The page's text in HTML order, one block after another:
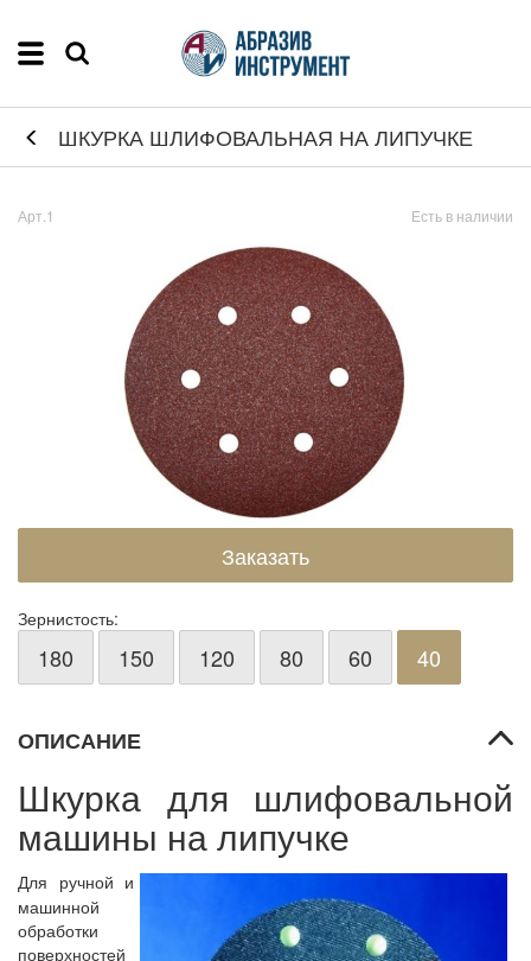
ШКУРКА ШЛИФОВАЛЬНАЯ НА ЛИПУЧКЕ
Арт.1 Есть в наличии
Зернистость:
180 150 120 80 60 40
ОПИСАНИЕ
Шкурка для шлифовальной
машины на липучке
Для ручной и
машинной
обработки
поверхностей